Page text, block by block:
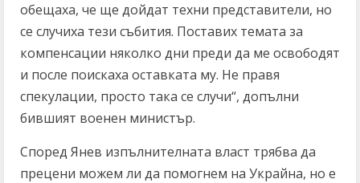
обещаха, че ще дойдат техни представители, но
се случиха тези събития. Поставих темата за
компенсации няколко дни преди да ме освободят
и после поискаха оставката му. Не правя
спекулации, просто така се случи“, допълни
бившият военен министър.
Според Янев изпълнителната власт трябва да
прецени можем ли да помогнем на Украйна, но е